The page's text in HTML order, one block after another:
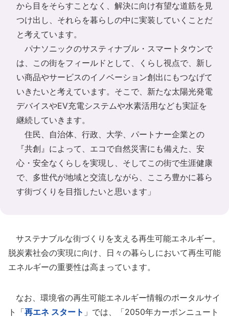
から目をそらすことなく、解決に向け有望な道筋を見
つけ出し、それらを暮らしの中に実装していくことだ
と考えています。
パナソニックのサスティナブル・スマートタウンで
は、この街をフィールドとして、くらし視点で、新し
い商品やサービスのイノベーション創出にもつなげて
いきたいと考えています。そこで、新たな太陽光発電
デバイスやEV充電システムや水素活用なども実証を
継続していきます。
住民、自治体、行政、大学、パートナー企業との
『共創』によって、エコで自然災害にも備えた、安
心・安全なくらしを実現し、そしてこの街で生涯健康
で、多世代が地域と交流しながら、こころ豊かに暮ら
す街づくりを目指したいと思います」
サステナブルな街づくりを支える再生可能エネルギー。
脱炭素社会の実現に向け、日々の暮らしにおいて再生可能
エネルギーの重要性は高まっています。
なお、環境省の再生可能エネルギー情報のポータルサイ
ト「再エネ スタート 」では、「2050年カーボンニュート